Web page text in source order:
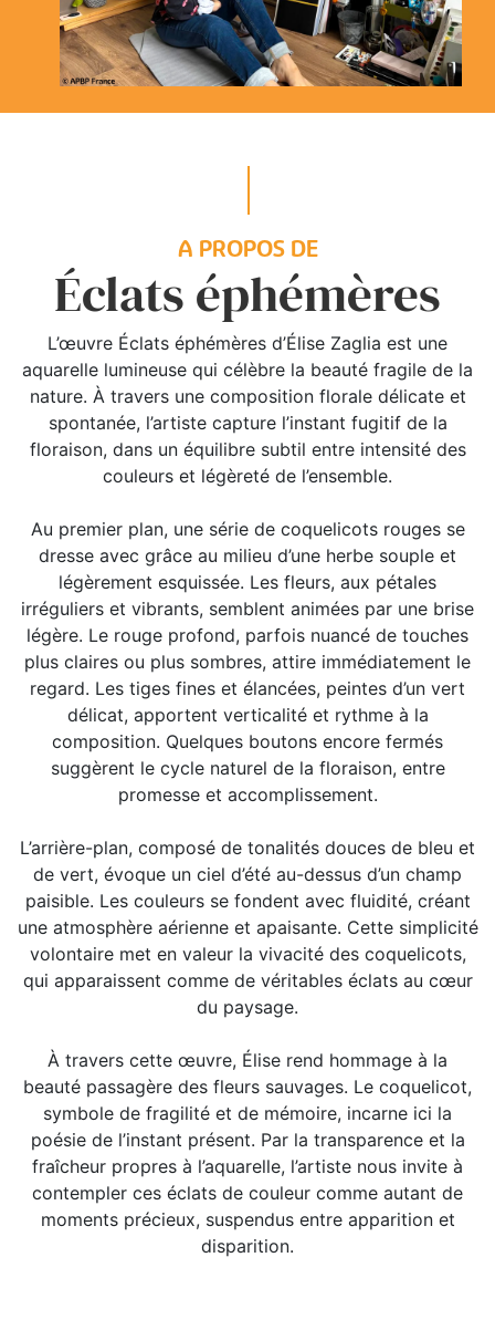
A PROPOS DE
Éclats éphémères
L’œuvre Éclats éphémères d’Élise Zaglia est une
aquarelle lumineuse qui célèbre la beauté fragile de la
nature. À travers une composition florale délicate et
spontanée, l’artiste capture l’instant fugitif de la
floraison, dans un équilibre subtil entre intensité des
couleurs et légèreté de l’ensemble.
Au premier plan, une série de coquelicots rouges se
dresse avec grâce au milieu d’une herbe souple et
légèrement esquissée. Les fleurs, aux pétales
irréguliers et vibrants, semblent animées par une brise
légère. Le rouge profond, parfois nuancé de touches
plus claires ou plus sombres, attire immédiatement le
regard. Les tiges fines et élancées, peintes d’un vert
délicat, apportent verticalité et rythme à la
composition. Quelques boutons encore fermés
suggèrent le cycle naturel de la floraison, entre
promesse et accomplissement.
L’arrière-plan, composé de tonalités douces de bleu et
de vert, évoque un ciel d’été au-dessus d’un champ
paisible. Les couleurs se fondent avec fluidité, créant
une atmosphère aérienne et apaisante. Cette simplicité
volontaire met en valeur la vivacité des coquelicots,
qui apparaissent comme de véritables éclats au cœur
du paysage.
À travers cette œuvre, Élise rend hommage à la
beauté passagère des fleurs sauvages. Le coquelicot,
symbole de fragilité et de mémoire, incarne ici la
poésie de l’instant présent. Par la transparence et la
fraîcheur propres à l’aquarelle, l’artiste nous invite à
contempler ces éclats de couleur comme autant de
moments précieux, suspendus entre apparition et
disparition.